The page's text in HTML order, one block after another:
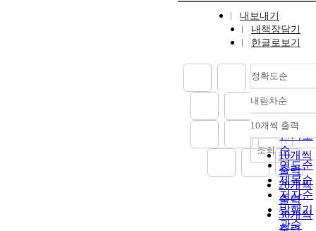
내보내기
내책장담기
한글로보기
정확도순
정확도
순
인기도
순
연도순
제목순
저자순
발행기
관순
내림차순
내림차
10개씩 출력
10개씩
출력
20개씩
출력
30개씩
조회